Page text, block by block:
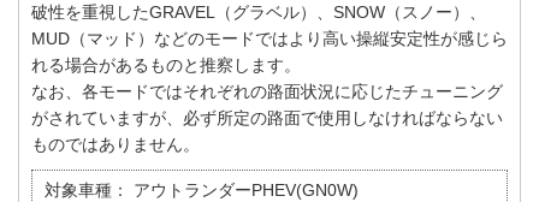
破性を重視したGRAVEL（グラベル）、SNOW（スノー）、
MUD（マッド）などのモードではより高い操縦安定性が感じら
れる場合があるものと推察します。
なお、各モードではそれぞれの路面状況に応じたチューニング
がされていますが、必ず所定の路面で使用しなければならない
ものではありません。
対象車種： アウトランダーPHEV(GN0W)